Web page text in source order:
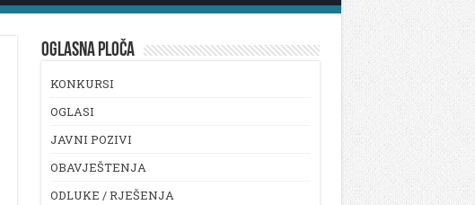
OGLASNA PLOČA
KONKURSI
OGLASI
JAVNI POZIVI
OBAVJEŠTENJA
ODLUKE / RJEŠENJA